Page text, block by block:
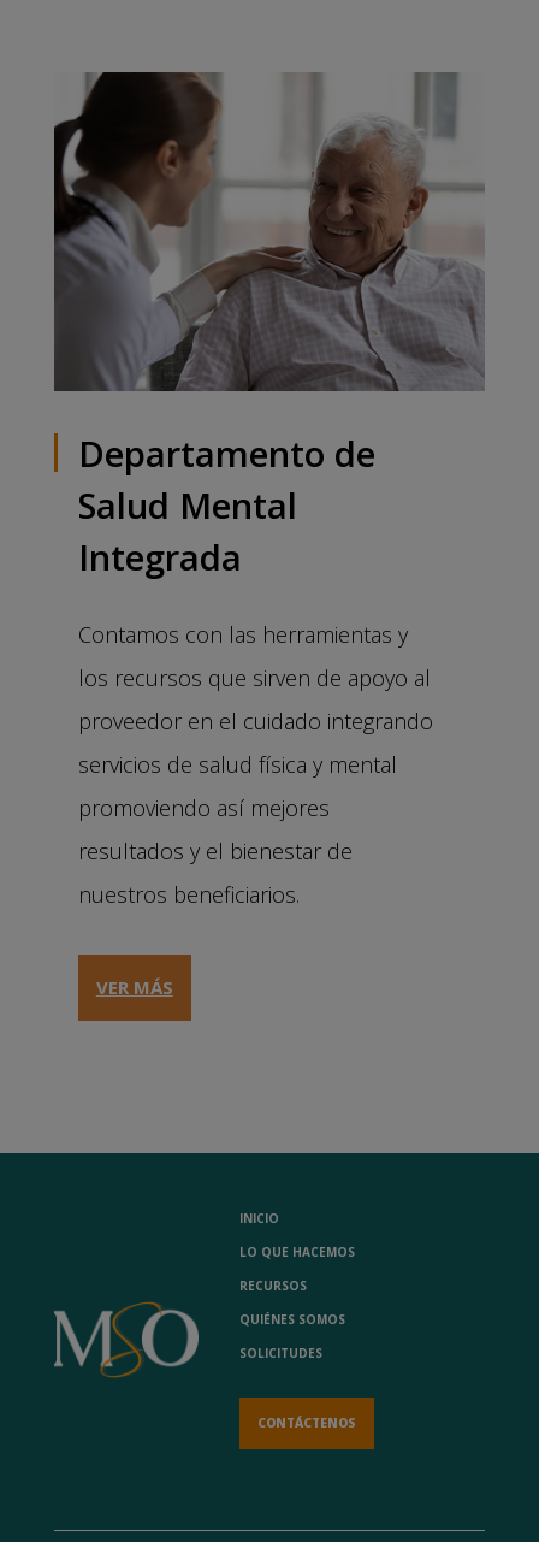
Departamento de
Salud Mental
Integrada
Contamos con las herramientas y
los recursos que sirven de apoyo al
proveedor en el cuidado integrando
servicios de salud física y mental
promoviendo así mejores
resultados y el bienestar de
nuestros beneficiarios.
VER MÁS
INICIO
LO QUE HACEMOS
RECURSOS
QUIÉNES SOMOS
SOLICITUDES
CONTÁCTENOS